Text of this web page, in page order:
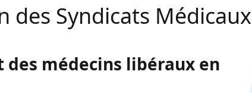
des Syndicats Médicaux
médecins libéraux en